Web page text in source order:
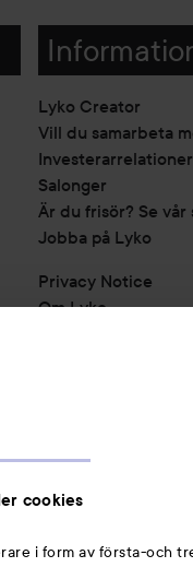
cookies
i form av första-och
Lyko Creator
Vill du samarbeta
Investerarrelationer
Salonger
Är du frisör? Se
Jobba på Lyko
Privacy Notice
Om Lyko
Michael Edwards
Cookie Consent
Partners